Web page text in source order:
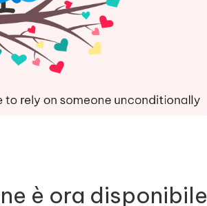
è ora disponibile